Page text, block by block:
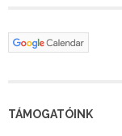
TÁMOGATÓINK